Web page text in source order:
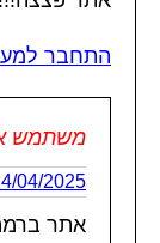
התחבר
משתמש
14/04/2025 בשעה
אתר